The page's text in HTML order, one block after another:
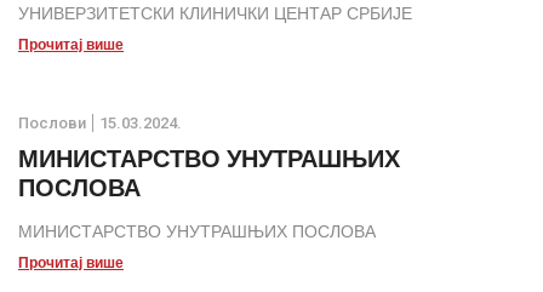
УНИВЕРЗИТЕТСКИ КЛИНИЧКИ ЦЕНТАР СРБИЈЕ
Прочитај више
Послови 15.03.2024.
МИНИСТАРСТВО УНУТРАШЊИХ
ПОСЛОВА
МИНИСТАРСТВО УНУТРАШЊИХ ПОСЛОВА
Прочитај више